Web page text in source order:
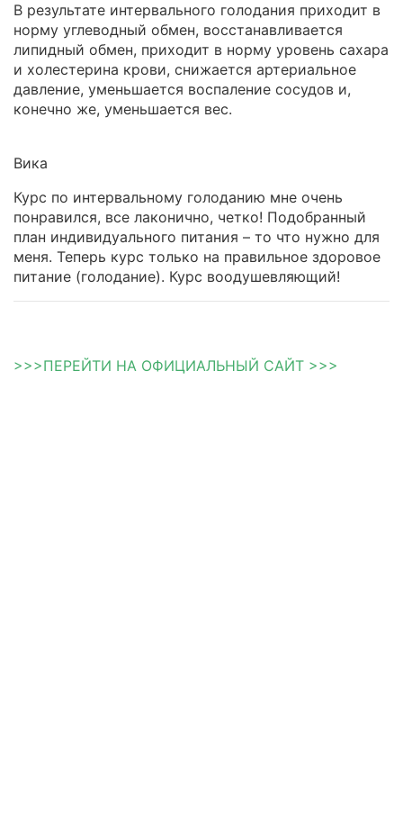
В результате интервального голодания приходит в
норму углеводный обмен, восстанавливается
липидный обмен, приходит в норму уровень сахара
и холестерина крови, снижается артериальное
давление, уменьшается воспаление сосудов и,
конечно же, уменьшается вес.
Вика
Курс по интервальному голоданию мне очень
понравился, все лаконично, четко! Подобранный
план индивидуального питания – то что нужно для
меня. Теперь курс только на правильное здоровое
питание (голодание). Курс воодушевляющий!
>>>ПЕРЕЙТИ НА ОФИЦИАЛЬНЫЙ САЙТ >>>